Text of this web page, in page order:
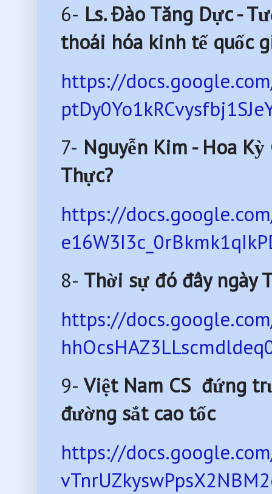
6- Ls. Đào Tăng Dực -
thoái hóa kinh tế quốc
https://
7- Nguyễn Kim - Hoa
Thực?
https://
8- Thời sự đó đây ngày
https://
9- Việt Nam CS đứng
đường sắt cao tốc
https://